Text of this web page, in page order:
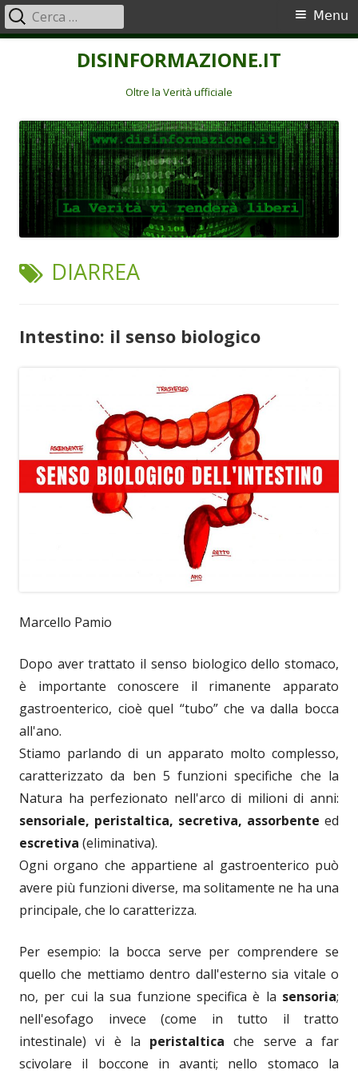
DISINFORMAZIONE.IT
Oltre la Verità ufficiale
Menu
principale
Menu
Ricerca
per:
TAG:
DIARREA
Intestino: il senso biologico
Marcello Pamio
Dopo aver trattato il senso biologico dello stomaco,
è importante conoscere il rimanente apparato
gastroenterico, cioè quel “tubo” che va dalla bocca
all'ano.
Stiamo parlando di un apparato molto complesso,
caratterizzato da ben 5 funzioni specifiche che la
Natura ha perfezionato nell'arco di milioni di anni:
sensoriale, peristaltica, secretiva, assorbente ed
escretiva (eliminativa).
Ogni organo che appartiene al gastroenterico può
avere più funzioni diverse, ma solitamente ne ha una
principale, che lo caratterizza.
Per esempio: la bocca serve per comprendere se
quello che mettiamo dentro dall'esterno sia vitale o
no, per cui la sua funzione specifica è la sensoria;
nell'esofago invece (come in tutto il tratto
intestinale) vi è la peristaltica che serve a far
scivolare il boccone in avanti; nello stomaco la